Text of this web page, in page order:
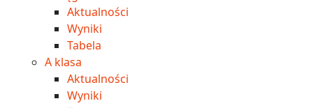
Aktualności
Wyniki
Tabela
A klasa
Aktualności
Wyniki